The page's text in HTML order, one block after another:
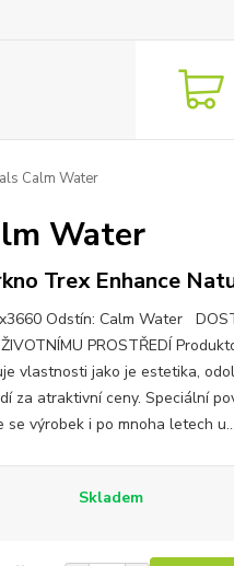
Calm Water
Water
Trex Enhance
Odstín: Calm Water
PROSTŘEDÍ
vlastnosti jako je estetika,
za atraktivní ceny. Speciální
se výrobek i po mnoha letech u...
Skladem